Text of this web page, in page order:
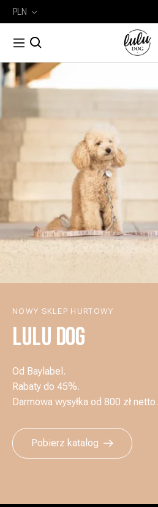
PLN
Wyszukiwarka
produktów
NOWY SKLEP HURTOWY
LULU DOG
Od Baylabel.
Rabaty do 45%.
Darmowa wysyłka od 800 zł netto.
Pobierz katalog